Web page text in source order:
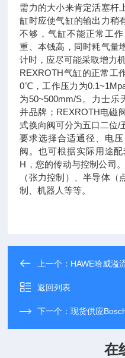
需力的大小来肯定活塞杆
缸时应使气缸的输出力稍
不够，气缸不能正常工
重、本钱高，同时耗气量
计时，应尽可能采取增力
REXROTH气缸的正常工
0℃，工作压力为
为50~500mm/S。力士乐
并品牌；REXROTH电磁
式换向阀可分为五口二位/
要求选择合适通径、电
阀。也可根据实际用途
H，您的传动与控制公司
（张力控制）、半导体
制、机器人等等。
上一个： HAWE哈威溢
返回列表
下一个：现货供应
在